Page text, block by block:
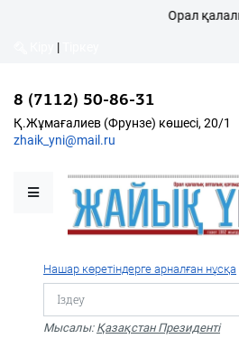
Қалалықтар қаперіне
Қоғам
Дені сау ұлт
Спорт
Орал
|
8 (7112) 50-86-31
Қ.Жұмағалиев (Фрунзе) көшесі, 20/1
zhaik_yni@mail.ru
Нашар көретіндерге арналған нұсқа
Мысалы: Қазақстан Президенті